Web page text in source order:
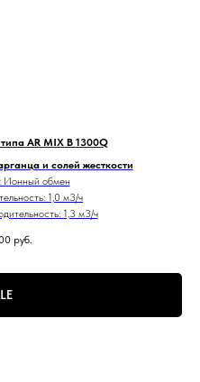
AR MIX B 1300Q
и солей жесткости
Ионный обмен
1,0 м3/ч
1,3 м3/ч
руб.